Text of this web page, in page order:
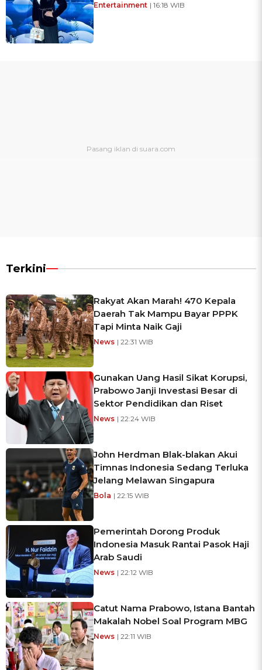
Entertainment | 16:18 WIB
Terkini
Rakyat Akan Marah! 470 Kepala
Daerah Tak Mampu Bayar PPPK
Tapi Minta Naik Gaji
News | 22:31 WIB
Gunakan Uang Hasil Sikat Korupsi,
Prabowo Janji Investasi Besar di
Sektor Pendidikan dan Riset
News | 22:24 WIB
John Herdman Blak-blakan Akui
Timnas Indonesia Sedang Terluka
Jelang Melawan Singapura
Bola | 22:15 WIB
Pemerintah Dorong Produk
Indonesia Masuk Rantai Pasok Haji
Arab Saudi
News | 22:12 WIB
Catut Nama Prabowo, Istana Bantah
Makalah Nobel Soal Program MBG
News | 22:11 WIB